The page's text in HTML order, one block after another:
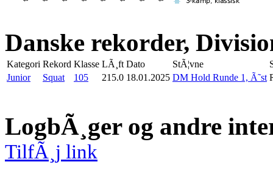
Danske rekorder,
Kategori Rekord Klasse LÃ¸ft Dato StÃ¦vne
Junior
Squat 105 215.0 18.01.2025 DM Hold Runde 1, Ã˜st
LogbÃ¸ger og andre
TilfÃ¸j link